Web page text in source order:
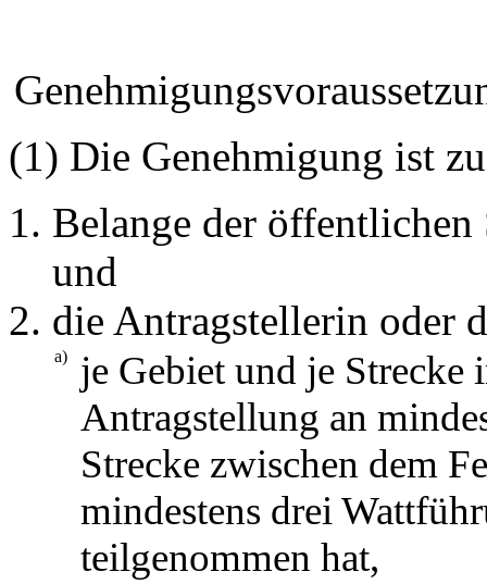
(1) Die Genehmigung ist
Belange der öffentlichen
und
die Antragstellerin oder
a)
je Gebiet und je Strecke
Antragstellung an
Strecke zwischen dem
mindestens drei
teilgenommen hat,